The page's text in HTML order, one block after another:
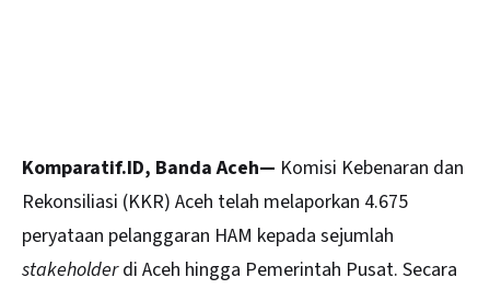
Komparatif.ID, Banda Aceh— Komisi Kebenaran dan
Rekonsiliasi (KKR) Aceh telah melaporkan 4.675
peryataan pelanggaran HAM kepada sejumlah
stakeholderdi Aceh hingga Pemerintah Pusat. Secara